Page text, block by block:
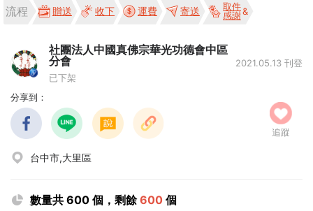
流程 贈送 收下 運費 寄送
取件
感謝
社團法人中國真佛宗華光功德會中區
分會
已下架
2021.05.13 刊登
分享到：
追蹤
台中市,大里區
數量共 600 個，剩餘600 個